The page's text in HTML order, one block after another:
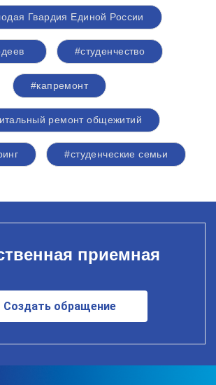
Гвардия Единой России
#студенчество
#капремонт
ремонт общежитий
#студенческие семьи
приемная
Создать обращение